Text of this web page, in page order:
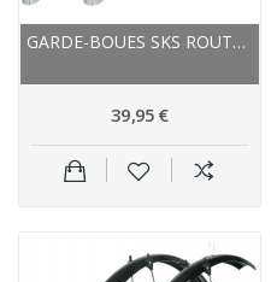
GARDE-BOUES SKS ROUTE VTC GRAVEL B45 BLUEMELS...
39,95 €